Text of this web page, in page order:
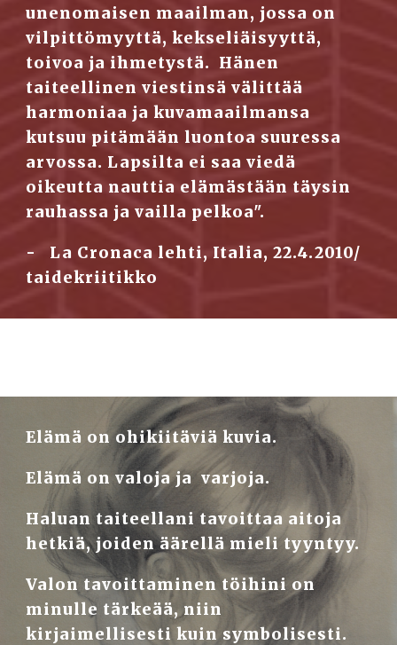
unenomaisen maailman, jossa on
vilpittömyyttä, kekseliäisyyttä,
toivoa ja ihmetystä.  Hänen
taiteellinen viestinsä välittää
harmoniaa ja kuvamaailmansa
kutsuu pitämään luontoa suuressa
arvossa. Lapsilta ei saa viedä
oikeutta nauttia elämästään täysin
rauhassa ja vailla pelkoa".
-   La Cronaca lehti, Italia, 22.4.2010/
Elämä on ohikiitäviä kuvia.
Elämä on valoja ja  varjoja.
Haluan taiteellani tavoittaa aitoja
hetkiä, joiden äärellä mieli tyyntyy.
Valon tavoittaminen töihini on
minulle tärkeää, niin
kirjaimellisesti kuin symbolisesti.